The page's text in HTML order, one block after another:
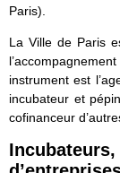
Paris).
La Ville de Paris
instrument est
incubateur et
cofinanceur